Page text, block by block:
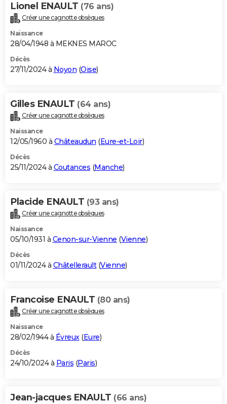
Lionel ENAULT (76 ans)
Créer une cagnotte obsèques
Naissance
28/04/1948 à MEKNES MAROC
Décès
27/11/2024 à Noyon (Oise)
Gilles ENAULT (64 ans)
Créer une cagnotte obsèques
Naissance
12/05/1960 à Châteaudun (Eure-et-Loir)
Décès
25/11/2024 à Coutances (Manche)
Placide ENAULT (93 ans)
Créer une cagnotte obsèques
Naissance
05/10/1931 à Cenon-sur-Vienne (Vienne)
Décès
01/11/2024 à Châtellerault(Vienne)
Francoise ENAULT (80 ans)
Créer une cagnotte obsèques
Naissance
28/02/1944 à Évreux(Eure)
Décès
24/10/2024 à Paris (Paris)
Jean-jacques ENAULT (66 ans)